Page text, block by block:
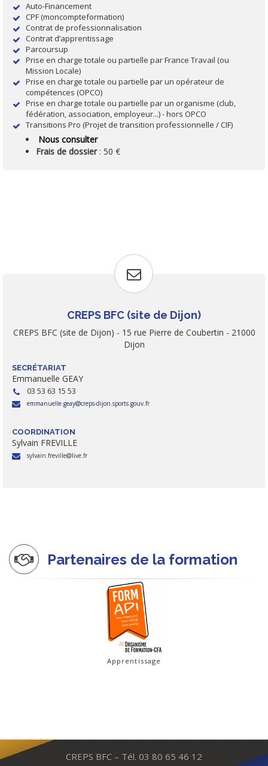
Auto-Financement
CPF (moncompteformation)
Contrat de professionnalisation
Contrat d’apprentissage
Parcoursup
Prise en charge totale ou partielle par France Travail (ou
Mission Locale)
Prise en charge totale ou partielle par un opérateur de
compétences (OPCO)
Prise en charge totale ou partielle par un organisme (club,
fédération, association, employeur...) - hors OPCO
Transitions Pro (Projet de transition professionnelle / CIF)
Nous consulter
Frais de dossier : 50 €
CREPS BFC (site de Dijon)
CREPS BFC (site de Dijon) - 15 rue Pierre de Coubertin - 21000
Dijon
SECRÉTARIAT
Emmanuelle GEAY
03 53 63 15 53
emmanuelle.geay creps-dijon.sports.gouv.fr
COORDINATION
Sylvain FREVILLE
sylvain.freville live.fr
Partenaires de la formation
Apprentissage
CREPS BFC – Tél. 03 80 65 46 12